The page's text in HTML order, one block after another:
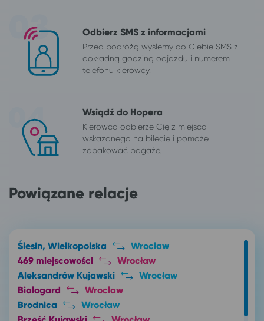
Odbierz SMS z informacjami
Przed podróżą wyślemy do Ciebie SMS z
dokładną godziną odjazdu i numerem
telefonu kierowcy.
Wsiądź do Hopera
Kierowca odbierze Cię z miejsca
wskazanego na bilecie i pomoże
zapakować bagaże.
Powiązane relacje
Ślesin, Wielkopolska
Wrocław
469 miejscowości
Wrocław
Aleksandrów Kujawski
Wrocław
Białogard
Wrocław
Brodnica
Wrocław